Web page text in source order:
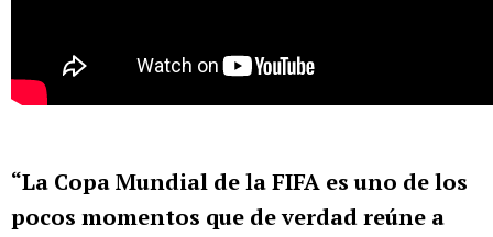
“La Copa Mundial de la FIFA es uno de los
pocos momentos que de verdad reúne a